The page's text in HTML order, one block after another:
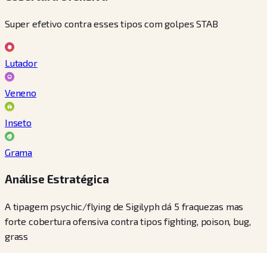
Super efetivo contra esses tipos com golpes STAB
Lutador
Veneno
Inseto
Grama
Análise Estratégica
A tipagem psychic/flying de Sigilyph dá 5 fraquezas mas
forte cobertura ofensiva contra tipos fighting, poison, bug,
grass